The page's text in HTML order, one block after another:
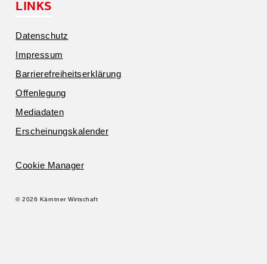
LINKS
Daten­schutz
Impressum
Barrie­re­frei­heits­er­klärung
Offen­legung
Media­daten
Erschei­nungs­ka­lender
Cookie Manager
© 2026 Kärntner Wirtschaft